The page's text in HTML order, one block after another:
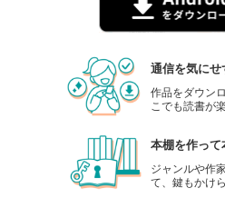
通信を気にせ
作品をダウン
こでも読書が
本棚を作って
ジャンルや作
て、鍵もかけ